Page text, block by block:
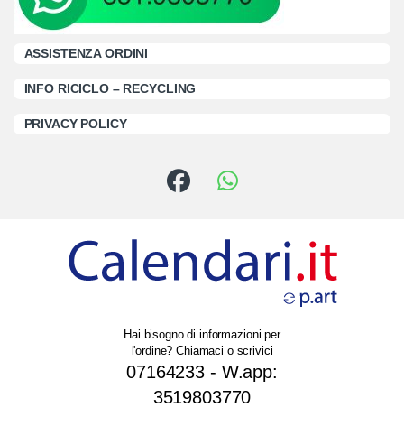
ASSISTENZA ORDINI
INFO RICICLO – RECYCLING
PRIVACY POLICY
Hai bisogno di informazioni per
l'ordine? Chiamaci o scrivici
07164233 - W.app:
3519803770